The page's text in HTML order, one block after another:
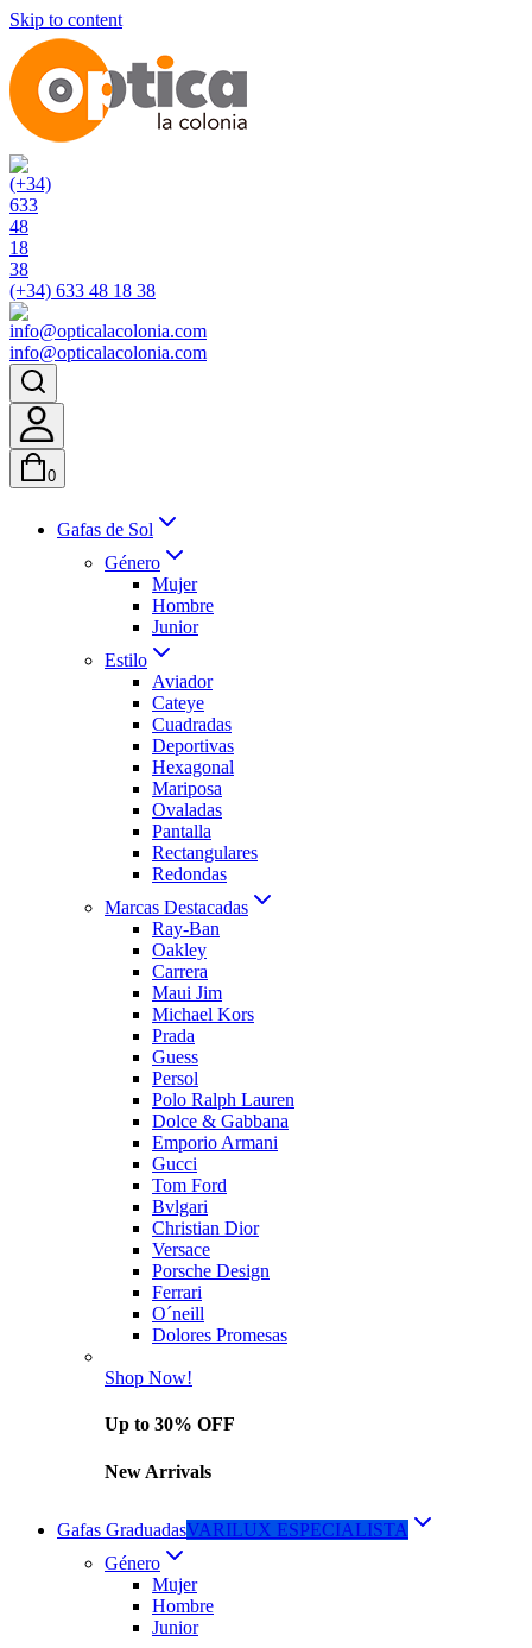
Skip to content
(+34) 633 48 18 38
info@opticalacolonia.com
0
Gafas de Sol
Género
Mujer
Hombre
Junior
Estilo
Aviador
Cateye
Cuadradas
Deportivas
Hexagonal
Mariposa
Ovaladas
Pantalla
Rectangulares
Redondas
Marcas Destacadas
Ray-Ban
Oakley
Carrera
Maui Jim
Michael Kors
Prada
Guess
Persol
Polo Ralph Lauren
Dolce & Gabbana
Emporio Armani
Gucci
Tom Ford
Bvlgari
Christian Dior
Versace
Porsche Design
Ferrari
O´neill
Dolores Promesas
Shop Now!
Up to 30% OFF
New Arrivals
Gafas GraduadasVARILUX ESPECIALISTA
Género
Mujer
Hombre
Junior